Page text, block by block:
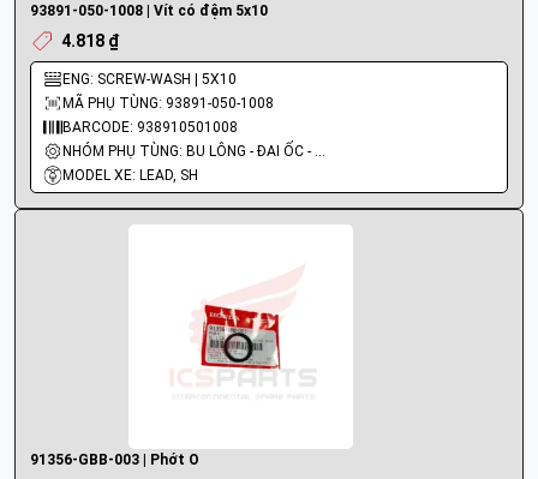
93891-050-1008 | Vít có đệm 5x10
4.818 ₫
ENG: SCREW-WASH | 5X10
MÃ PHỤ TÙNG: 93891-050-1008
BARCODE: 938910501008
NHÓM PHỤ TÙNG: BU LÔNG - ĐAI ỐC - VÍT
MODEL XE: LEAD, SH
91356-GBB-003 | Phớt O